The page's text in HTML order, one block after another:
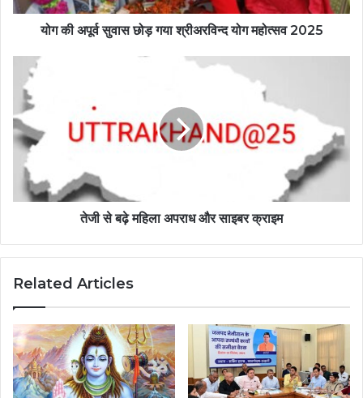
योग की अपूर्व सुवास छोड़ गया श्रीअरविन्द योग महोत्सव 2025
तेजी से बढ़े महिला अपराध और साइबर क्राइम
Related Articles